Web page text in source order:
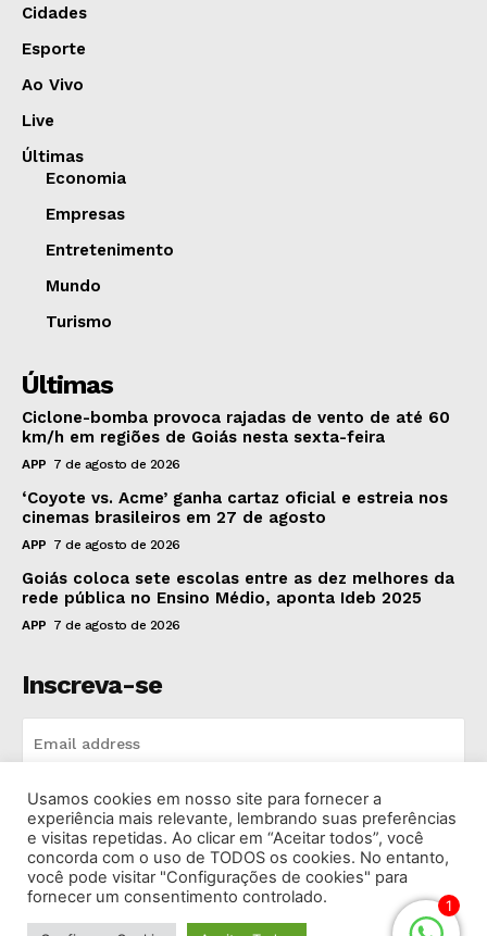
Cidades
Esporte
Ao Vivo
Live
Últimas
Economia
Empresas
Entretenimento
Mundo
Turismo
Últimas
Ciclone-bomba provoca rajadas de vento de até 60
km/h em regiões de Goiás nesta sexta-feira
APP 7 de agosto de 2026
‘Coyote vs. Acme’ ganha cartaz oficial e estreia nos
cinemas brasileiros em 27 de agosto
APP 7 de agosto de 2026
Goiás coloca sete escolas entre as dez melhores da
rede pública no Ensino Médio, aponta Ideb 2025
APP 7 de agosto de 2026
Inscreva-se
INSCREVA-SE
I've read and accept the Privacy Policy.
1
Usamos cookies em nosso site para fornecer a
experiência mais relevante, lembrando suas preferências
e visitas repetidas. Ao clicar em “Aceitar todos”, você
concorda com o uso de TODOS os cookies. No entanto,
você pode visitar "Configurações de cookies" para
fornecer um consentimento controlado.